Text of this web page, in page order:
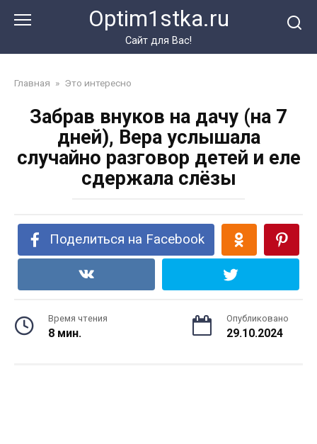
Optim1stka.ru
Сайт для Вас!
Главная » Это интересно
Забрав внуков на дачу (на 7
дней), Вера услышала
случайно разговор детей и еле
сдержала слёзы
Поделиться на Facebook
Время чтения
8 мин.
Опубликовано
29.10.2024